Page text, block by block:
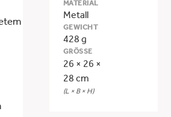
MATERIAL
Metall
GEWICHT
428 g
GRÖSSE
26 × 26 ×
28 cm
(L × B × H)